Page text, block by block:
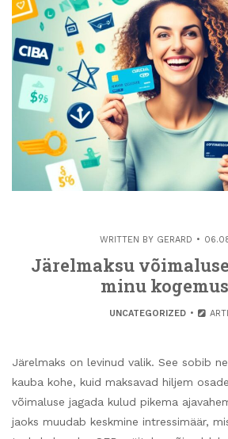
WRITTEN BY GERARD
Järelmaksu
minu
UNCATEGORIZED
Järelmaks on levinud valik. See sobib
kauba kohe, kuid maksavad hiljem
võimaluse jagada kulud pikema
jaoks muudab keskmine intressimäär,